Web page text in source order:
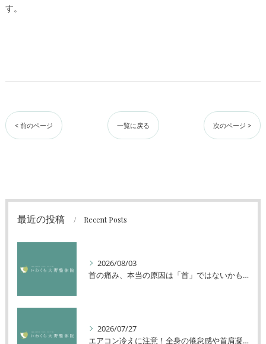
す。
< 前のページ 一覧に戻る 次のページ >
最近の投稿 Recent Posts
2026/08/03
首の痛み、本当の原因は「首」ではないかもしれません
2026/07/27
エアコン冷えに注意！全身の倦怠感や首肩凝りを解消する方法